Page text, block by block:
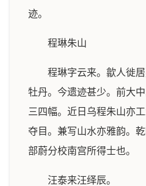
迹。
程琳朱山
程琳字云来。歙人徙
牡丹。今遗迹甚少。前大
三四幅。近日乌程朱山亦
夺目。兼写山水亦雅韵。
部蔚分校南宫所得士也。
汪泰来汪绎辰。